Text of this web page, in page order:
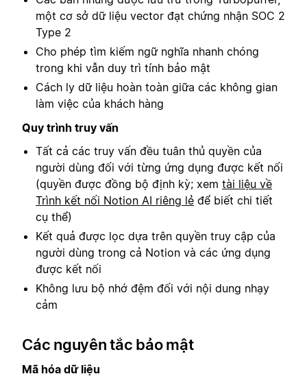
một cơ sở dữ liệu vector đạt chứng nhận SOC 2
Type 2
Cho phép tìm kiếm ngữ nghĩa nhanh chóng
trong khi vẫn duy trì tính bảo mật
Cách ly dữ liệu hoàn toàn giữa các không gian
làm việc của khách hàng
Quy trình truy vấn
Tất cả các truy vấn đều tuân thủ quyền của
người dùng đối với từng ứng dụng được kết nối
(quyền được đồng bộ định kỳ; xem tài liệu về
Trình kết nối Notion AI riêng lẻ để biết chi tiết
cụ thể)
Kết quả được lọc dựa trên quyền truy cập của
người dùng trong cả Notion và các ứng dụng
được kết nối
Không lưu bộ nhớ đệm đối với nội dung nhạy
cảm
Các nguyên tắc bảo mật
Mã hóa dữ liệu